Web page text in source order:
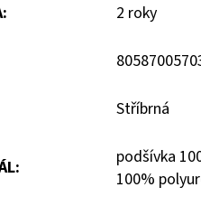
: 2 roky
Stříbrná
:
podšívka
100%